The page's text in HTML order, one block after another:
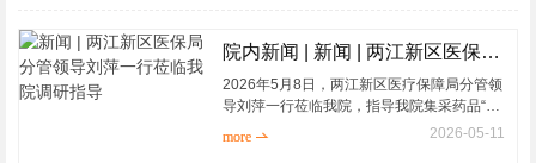
院内新闻 | 新闻 | 两江新区医保局分管领导刘萍一行莅临我院调研指导
2026年5月8日，两江新区医疗保障局分管领
导刘萍一行莅临我院，指导我院集采药品“三
进”工作，并进行授牌仪式，正式授予我院
more  2026-05-11